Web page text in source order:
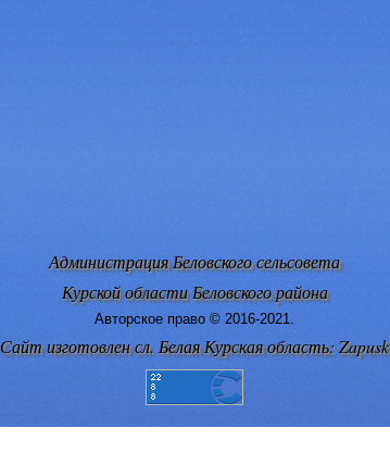
Администрация Беловского сельсовета
Курской области Беловского района
Авторское право © 2016-2021.
Сайт изготовлен сл. Белая Курская область: Zapusk